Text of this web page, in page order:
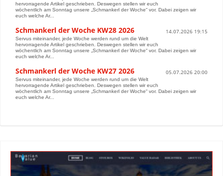
hervorragende Artikel geschrieben. Deswegen stellen wir euch
wöchentlich am Sonntag unsere „Schmankerl der Woche“ vor. Dabei zeigen wir
euch welche Ar...
Schmankerl der Woche KW28 2026 14.07.2026 19:15
Servus miteinander, jede Woche werden rund um die Welt
hervorragende Artikel geschrieben. Deswegen stellen wir euch
wöchentlich am Sonntag unsere „Schmankerl der Woche“ vor. Dabei zeigen wir
euch welche Ar...
Schmankerl der Woche KW27 2026 05.07.2026 20:00
Servus miteinander, jede Woche werden rund um die Welt
hervorragende Artikel geschrieben. Deswegen stellen wir euch
wöchentlich am Sonntag unsere „Schmankerl der Woche“ vor. Dabei zeigen wir
euch welche Ar...